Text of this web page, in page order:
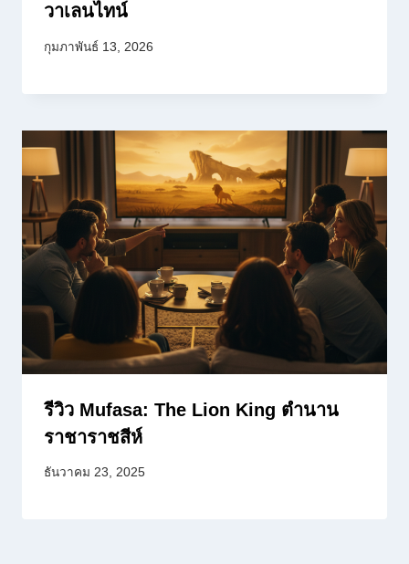
วาเลนไทน์
กุมภาพันธ์ 13, 2026
รีวิว Mufasa: The Lion King ตำนาน
ราชาราชสีห์
ธันวาคม 23, 2025